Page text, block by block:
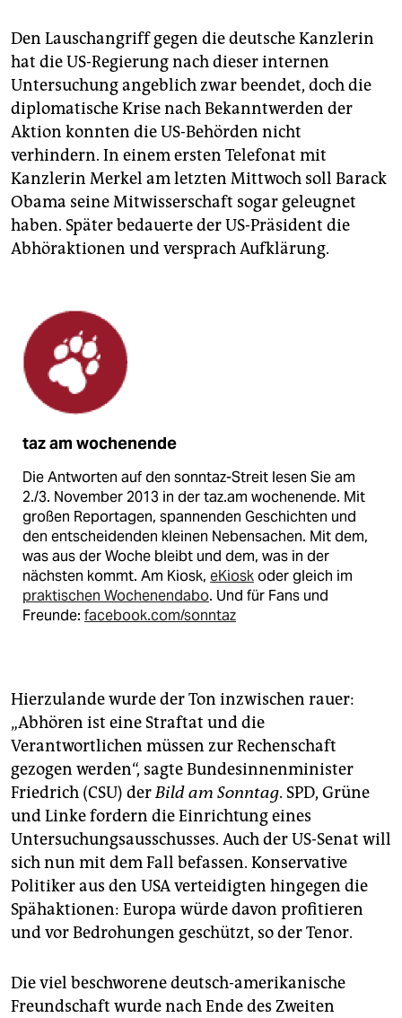
Den Lauschangriff gegen die deutsche Kanzlerin
hat die US-Regierung nach dieser internen
Untersuchung angeblich zwar beendet, doch die
diplomatische Krise nach Bekanntwerden der
Aktion konnten die US-Behörden nicht
verhindern. In einem ersten Telefonat mit
Kanzlerin Merkel am letzten Mittwoch soll Barack
Obama seine Mitwisserschaft sogar geleugnet
haben. Später bedauerte der US-Präsident die
Abhöraktionen und versprach Aufklärung.
taz am wochenende
Die Antworten auf den sonntaz-Streit lesen Sie am
2./3. November 2013 in der taz.am wochenende. Mit
großen Reportagen, spannenden Geschichten und
den entscheidenden kleinen Nebensachen. Mit dem,
was aus der Woche bleibt und dem, was in der
nächsten kommt. Am Kiosk, eKioskoder gleich im
praktischen Wochenendabo. Und für Fans und
Freunde: facebook.com/sonntaz
Hierzulande wurde der Ton inzwischen rauer:
„Abhören ist eine Straftat und die
Verantwortlichen müssen zur Rechenschaft
gezogen werden“, sagte Bundesinnenminister
Friedrich (CSU) derBild am Sonntag. SPD, Grüne
und Linke fordern die Einrichtung eines
Untersuchungsausschusses. Auch der US-Senat will
sich nun mit dem Fall befassen. Konservative
Politiker aus den USA verteidigten hingegen die
Spähaktionen: Europa würde davon profitieren
und vor Bedrohungen geschützt, so der Tenor.
Die viel beschworene deutsch-amerikanische
Freundschaft wurde nach Ende des Zweiten